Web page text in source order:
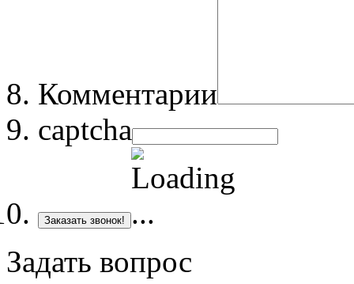
Комментарии
captcha
Заказать звонок!
Задать вопрос